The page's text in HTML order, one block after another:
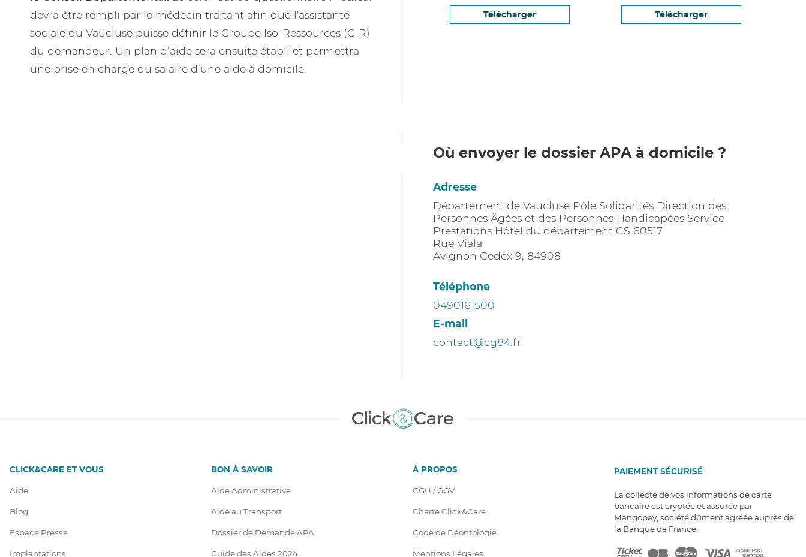
devra être rempli par le médecin traitant afin que l'assistante
sociale du Vaucluse puisse définir le Groupe Iso-Ressources (GIR)
du demandeur. Un plan d’aide sera ensuite établi et permettra
une prise en charge du salaire d’une aide à domicile.
Télécharger Télécharger
Où envoyer le dossier APA à domicile ?
Adresse
Département de Vaucluse Pôle Solidarités Direction des
Personnes Âgées et des Personnes Handicapées Service
Prestations Hôtel du département CS 60517
Rue Viala
Avignon Cedex 9, 84908
Téléphone
0490161500
E-mail
contact@cg84.fr
CLICK&CARE ET VOUS
Aide
Blog
Espace Presse
Implantations
BON À SAVOIR
Aide Administrative
Aide au Transport
Dossier de Demande APA
Guide des Aides 2024
À PROPOS
CGU / GGV
Charte Click&Care
Code de Déontologie
Mentions Légales
PAIEMENT SÉCURISÉ
La collecte de vos informations de carte
bancaire est cryptée et assurée par
Mangopay, société dûment agréée auprès de
la Banque de France.